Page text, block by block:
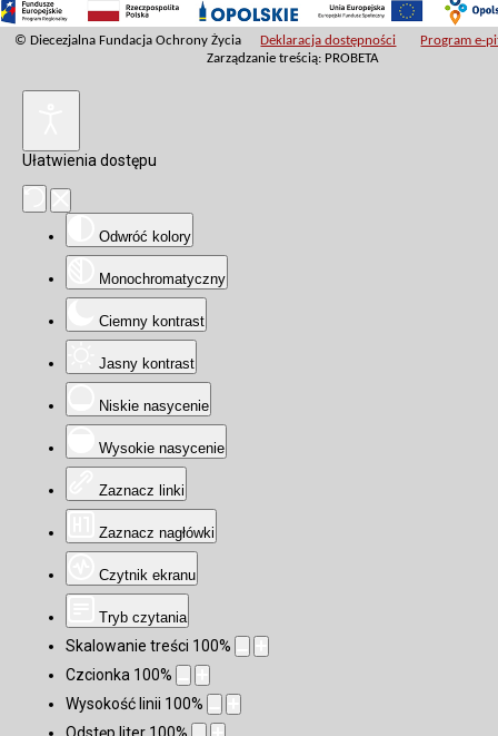
© Diecezjalna Fundacja Ochrony Życia Deklaracja dostępności
Program e-
Zarządzanie treścią: PROBETA
Ułatwienia dostępu
Odwróć kolory
Monochromatyczny
Ciemny kontrast
Jasny kontrast
Niskie nasycenie
Wysokie nasycenie
Zaznacz linki
Zaznacz nagłówki
Czytnik ekranu
Tryb czytania
Skalowanie treści 100%
Czcionka 100%
Wysokość linii 100%
Odstęp liter 100%